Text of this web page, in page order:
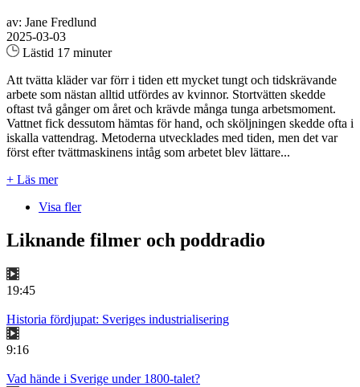
av: Jane Fredlund
2025-03-03
Lästid 17 minuter
Att tvätta kläder var förr i tiden ett mycket tungt och tidskrävande
arbete som nästan alltid utfördes av kvinnor. Stortvätten skedde
oftast två gånger om året och krävde många tunga arbetsmoment.
Vattnet fick dessutom hämtas för hand, och sköljningen skedde ofta i
iskalla vattendrag. Metoderna utvecklades med tiden, men det var
först efter tvättmaskinens intåg som arbetet blev lättare...
+ Läs mer
Visa fler
Liknande filmer och poddradio
19:45
Historia fördjupat: Sveriges industrialisering
9:16
Vad hände i Sverige under 1800-talet?